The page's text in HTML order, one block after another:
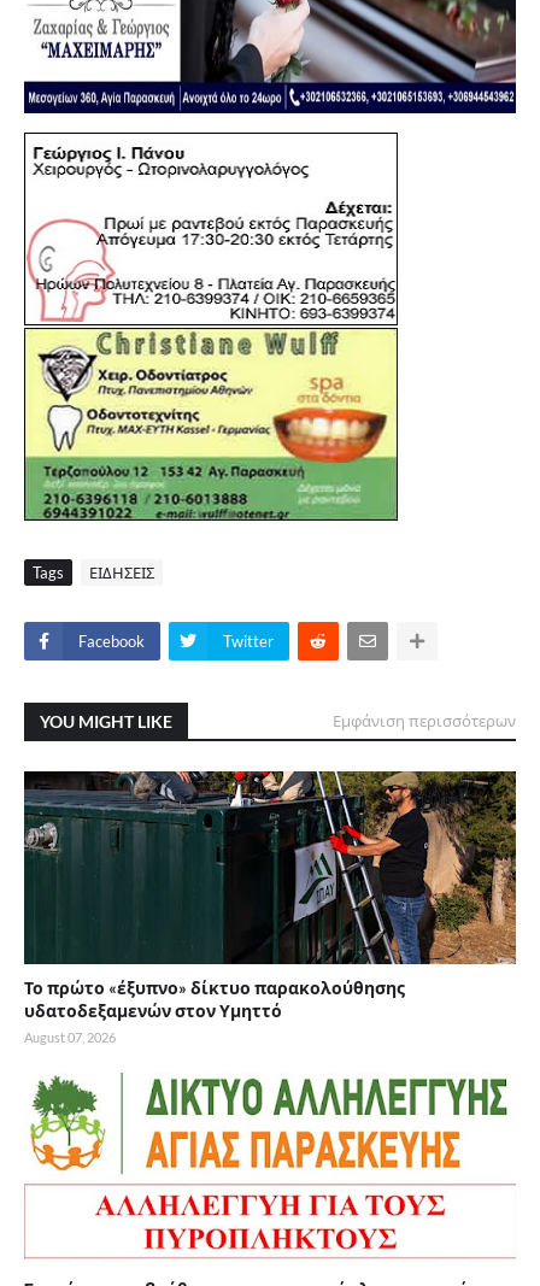
Tags ΕΙΔΗΣΕΙΣ
Facebook Twitter
YOU MIGHT LIKE Εμφάνιση περισσότερων
Το πρώτο «έξυπνο» δίκτυο παρακολούθησης
υδατοδεξαμενών στον Υμηττό
August 07, 2026